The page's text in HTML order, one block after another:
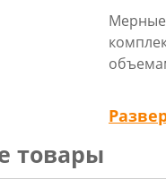
Мерные
товары